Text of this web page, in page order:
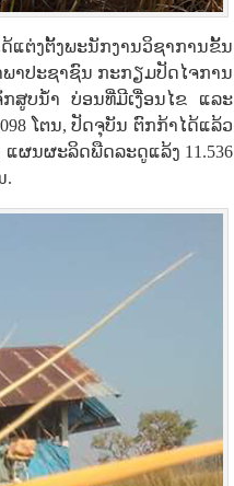
ແຕ່ງຕັ້ງພະນັກງານວິຊາການຂັ້ນ
າປະຊາຊົນ ກະກຽມປັດໄຈການ
ສູບນໍ້າ ບ່ອນທີ່ມີເງື່ອນໄຂ ແລະ
ໂຕນ, ປັດຈຸບັນ ຕົກກ້າໄດ້ແລ້ວ
ແຜນຜະລິດພືດລະດູແລ້ງ 11.536
.